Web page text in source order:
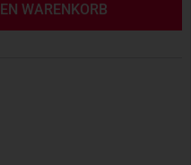
WARENKORB